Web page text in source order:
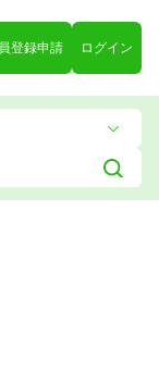
登録申請 ログイン